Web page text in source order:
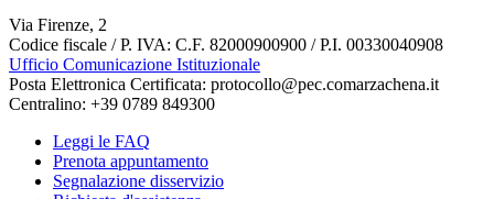
Via Firenze, 2
Codice fiscale / P. IVA: C.F. 82000900900 / P.I. 00330040908
Ufficio Comunicazione Istituzionale
Posta Elettronica Certificata: protocollo@pec.comarzachena.it
Centralino: +39 0789 849300
Leggi le FAQ
Prenota appuntamento
Segnalazione disservizio